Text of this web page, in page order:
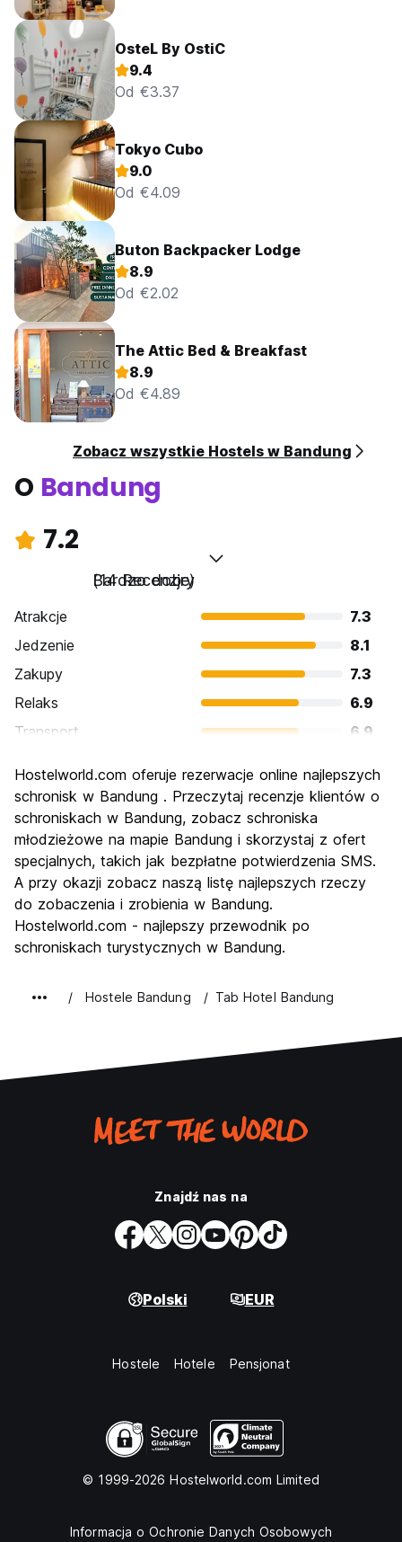
OsteL By OstiC
9.4
Od €3.37
Tokyo Cubo
9.0
Od €4.09
Buton Backpacker Lodge
8.9
Od €2.02
The Attic Bed & Breakfast
8.9
Od €4.89
Zobacz wszystkie Hostels w Bandung
O Bandung
7.2
Bardzo dobry
(14 Recenzje)
Atrakcje
7.3
Jedzenie
8.1
Zakupy
7.3
Relaks
6.9
Transport
6.9
Kultura
7.4
Imprezy
Najlepsza wartość
8.0
Hostelworld.com oferuje rezerwacje online najlepszych
schronisk w Bandung . Przeczytaj recenzje klientów o
schroniskach w Bandung, zobacz schroniska
młodzieżowe na mapie Bandung i skorzystaj z ofert
specjalnych, takich jak bezpłatne potwierdzenia SMS.
A przy okazji zobacz naszą listę najlepszych rzeczy
do zobaczenia i zrobienia w Bandung.
Hostelworld.com - najlepszy przewodnik po
schroniskach turystycznych w Bandung.
Hostele Bandung Tab Hotel Bandung
Znajdź nas na
Polski EUR
Hostele Hotele Pensjonat
© 1999-2026 Hostelworld.com Limited
Informacja o Ochronie Danych Osobowych